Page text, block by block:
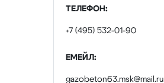
ТЕЛЕФОН:
+7 (495) 532-01-90
ЕМЕЙЛ:
gazobeton63.msk@mail.ru